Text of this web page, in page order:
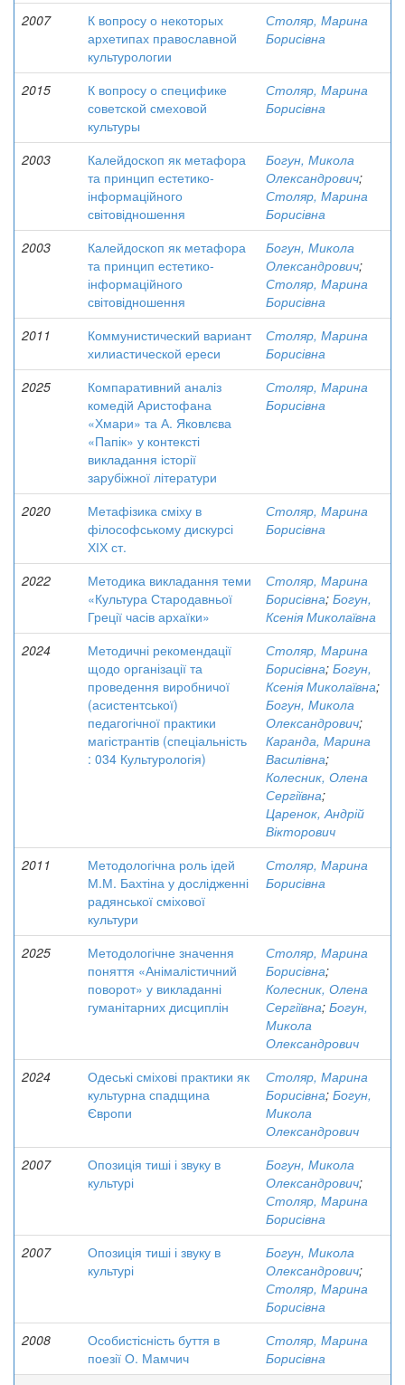
2007
К вопросу о некоторых
архетипах православной
культурологии
Столяр, Марина
Борисівна
2015
К вопросу о специфике
советской смеховой
культуры
Столяр, Марина
Борисівна
2003
Калейдоскоп як метафора
та принцип естетико-
інформаційного
світовідношення
Богун, Микола
Олександрович;
Столяр, Марина
Борисівна
2003
Калейдоскоп як метафора
та принцип естетико-
інформаційного
світовідношення
Богун, Микола
Олександрович;
Столяр, Марина
Борисівна
2011
Коммунистический вариант
хилиастической ереси
Столяр, Марина
Борисівна
2025
Компаративний аналіз
комедій Аристофана
«Хмари» та А. Яковлєва
«Папік» у контексті
викладання історії
зарубіжної літератури
Столяр, Марина
Борисівна
2020
Метафізика сміху в
філософському дискурсі
ХІХ ст.
Столяр, Марина
Борисівна
2022
Методика викладання теми
«Культура Стародавньої
Греції часів архаїки»
Столяр, Марина
Борисівна; Богун,
Ксенія Миколаївна
2024
Методичні рекомендації
щодо організації та
проведення виробничої
(асистентської)
педагогічної практики
магістрантів (спеціальність
: 034 Культурологія)
Столяр, Марина
Борисівна; Богун,
Ксенія Миколаївна;
Богун, Микола
Олександрович;
Каранда, Марина
Василівна;
Колесник, Олена
Сергіївна;
Царенок, Андрій
Вікторович
2011
Методологічна роль ідей
М.М. Бахтіна у дослідженні
радянської сміхової
культури
Столяр, Марина
Борисівна
2025
Методологічне значення
поняття «Анімалістичний
поворот» у викладанні
гуманітарних дисциплін
Столяр, Марина
Борисівна;
Колесник, Олена
Сергіївна; Богун,
Микола
Олександрович
2024
Одеські сміхові практики як
культурна спадщина
Європи
Столяр, Марина
Борисівна; Богун,
Микола
Олександрович
2007
Опозиція тиші і звуку в
культурі
Богун, Микола
Олександрович;
Столяр, Марина
Борисівна
2007
Опозиція тиші і звуку в
культурі
Богун, Микола
Олександрович;
Столяр, Марина
Борисівна
2008
Особистісність буття в
поезії О. Мамчич
Столяр, Марина
Борисівна